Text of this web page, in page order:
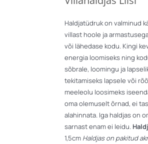
Haldjatüdruk on valminud
villast hoole ja
või lähedase kodu. Kingi
energia loomiseks ning
sõbrale, loomingu ja
tekitamiseks lapsele või
meeleolu loosimeks
oma olemuselt õrnad, ei
alahinnata. Iga haldjas on
sarnast enam ei leidu.
1,5cm Haldjas on pakitud